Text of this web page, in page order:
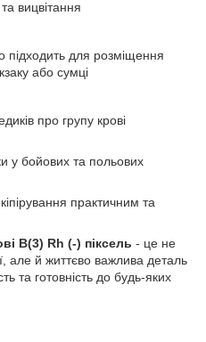
вицвітання
підходить для розміщення
або сумці
про групу крові
у бойових та польових
практичним та
B(3) Rh (-) піксель - це не
але й життєво важлива деталь
та готовність до будь-яких